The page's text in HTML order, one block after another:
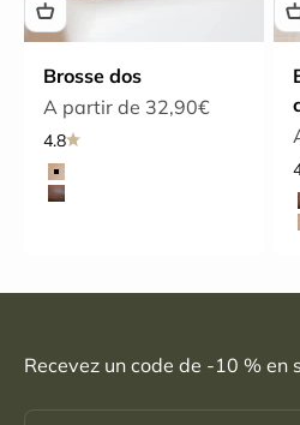
Brosse dos
Prix de vente
A partir de 32,90€
4.8
Choix du bois
Hêtre
Frêne
Recevez un code de -10 %